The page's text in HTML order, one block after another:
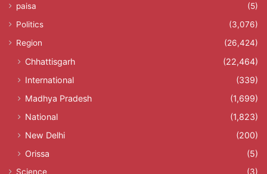
paisa
(5)
Politics
(3,076)
Region
(26,424)
Chhattisgarh
(22,464)
International
(339)
Madhya Pradesh
(1,699)
National
(1,823)
New Delhi
(200)
Orissa
(5)
Science (3)